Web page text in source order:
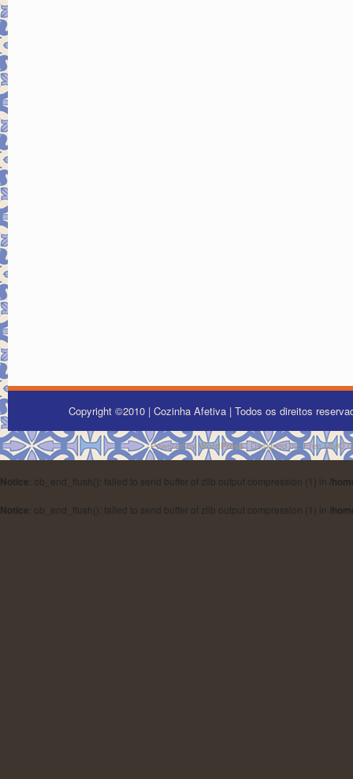
Copyright ©2010 | Cozinha Afetiva | Todos os direitos
Powered by WordPress| Designed by: Free MMO
Notice: ob_end_flush(): failed to send buffer of zlib output compression (1) in /
Notice: ob_end_flush(): failed to send buffer of zlib output compression (1) in /